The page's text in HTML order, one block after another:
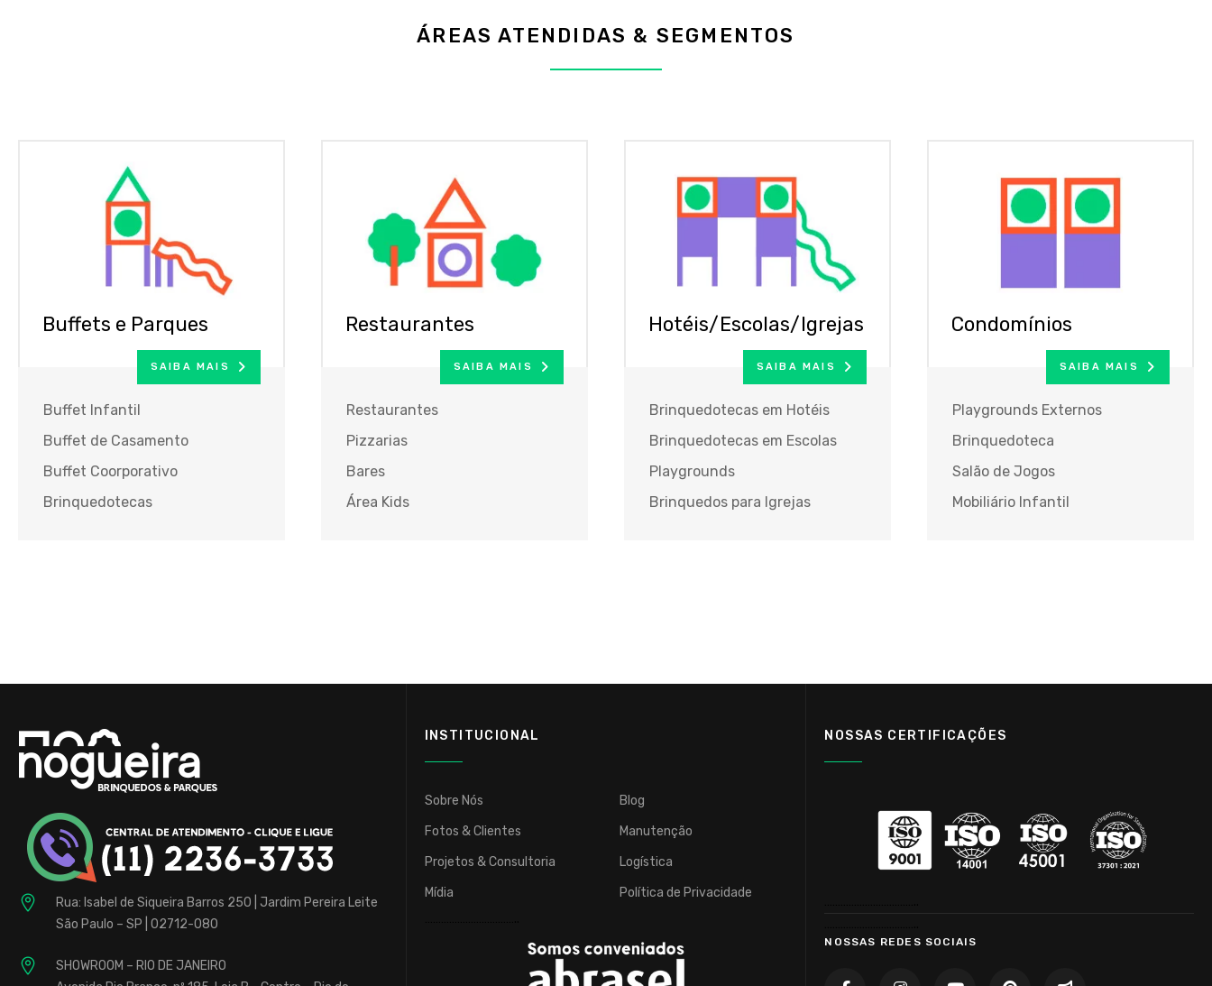
ÁREAS ATENDIDAS & SEGMENTOS
Buffets e Parques
SAIBA MAIS
Buffet Infantil
Buffet de Casamento
Buffet Coorporativo
Brinquedotecas
Restaurantes
SAIBA MAIS
Restaurantes
Pizzarias
Bares
Área Kids
Hotéis/Escolas/Igrejas
SAIBA MAIS
Brinquedotecas em Hotéis
Brinquedotecas em Escolas
Playgrounds
Brinquedos para Igrejas
Condomínios
SAIBA MAIS
Playgrounds Externos
Brinquedoteca
Salão de Jogos
Mobiliário Infantil
para
Buffet
Infantil
Fábrica
localizada
Norte,
Rua: Isabel de Siqueira Barros 250 | Jardim Pereira Leite
São Paulo – SP | 02712-080
SHOWROOM – RIO DE JANEIRO
INSTITUCIONAL
Sobre Nós
Fotos & Clientes
Projetos & Consultoria
Mídia
Blog
Manutenção
Logística
Política de Privacidade
NOSSAS CERTIFICAÇÕES
NOSSAS REDES SOCIAIS